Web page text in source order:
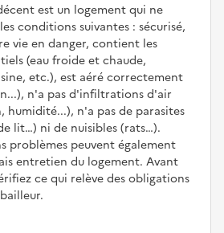
est un logement qui ne
conditions suivantes : sécurisé,
vie en danger, contient les
(eau froide et chaude,
etc.), est aéré correctement
n'a pas d'infiltrations d'air
humidité...), n'a pas de parasites
lit…) ni de nuisibles (rats…).
problèmes peuvent également
entretien du logement. Avant
ce qui relève des obligations